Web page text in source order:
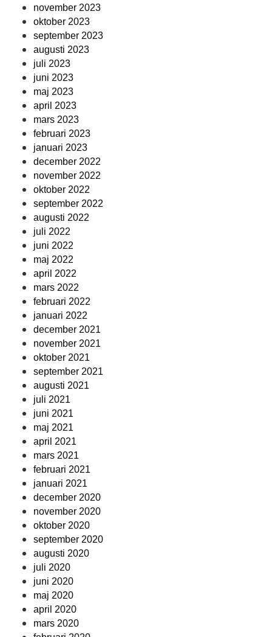
november 2023
oktober 2023
september 2023
augusti 2023
juli 2023
juni 2023
maj 2023
april 2023
mars 2023
februari 2023
januari 2023
december 2022
november 2022
oktober 2022
september 2022
augusti 2022
juli 2022
juni 2022
maj 2022
april 2022
mars 2022
februari 2022
januari 2022
december 2021
november 2021
oktober 2021
september 2021
augusti 2021
juli 2021
juni 2021
maj 2021
april 2021
mars 2021
februari 2021
januari 2021
december 2020
november 2020
oktober 2020
september 2020
augusti 2020
juli 2020
juni 2020
maj 2020
april 2020
mars 2020